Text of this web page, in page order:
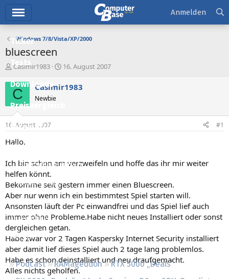
Ticker
Tests
Downloads
Preisvergleich
Forum
Aktuelles
Empfohlene Inhalte
Neue Beiträge
Neueste Aktivitäten
Leserartikel
Regeln
Podcast RAMageddon
RTX 5000 „Deals“
Anmelden
Windows 7/8/Vista/XP/2000
bluescreen
E
s
t
e
e
r
Casimir1983
E
s
t
16. August 2007
C Casimir1983
Newbie
16. August 2007 #1
Hallo.
Ich bin schon am verzweifeln und hoffe das ihr mir weiter
helfen könnt.
Bekomme seit gestern immer einen Bluescreen.
Aber nur wenn ich ein bestimmtest Spiel starten will.
Ansonsten läuft der Pc einwandfrei und das Spiel lief auch
immer ohne Probleme.Habe nicht neues Installiert oder sonst
dergleichen getan.
Habe zwar vor 2 Tagen Kaspersky Internet Security installiert
aber damit lief dieses Spiel auch 2 tage lang problemlos.
Habe es schon deinstalliert und neu draufgemacht.
Alles nichts geholfen.